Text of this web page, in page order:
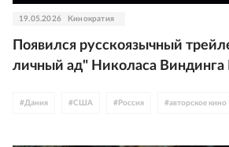
19.05.2026 Кинократия
Появился русскоязычный
личный ад" Николаса Виндинга
# Дания #США # Россия #авторское кино